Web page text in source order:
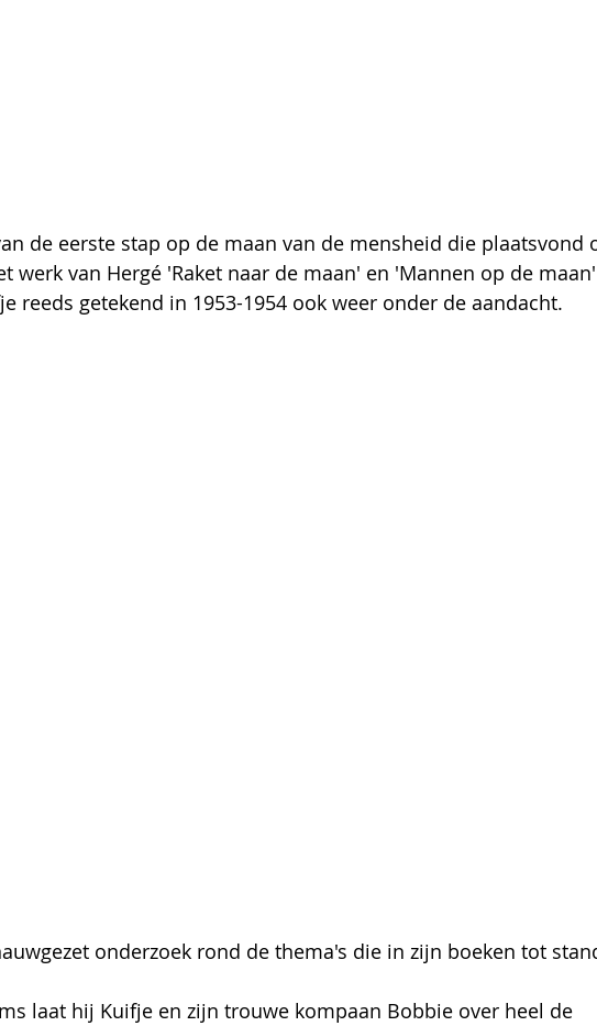
de eerste stap op de maan van de mensheid die plaatsvond
werk van Hergé 'Raket naar de maan' en 'Mannen op de maan'
reeds getekend in 1953-1954 ook weer onder de aandacht.
onderzoek rond de thema's die in zijn boeken tot
laat hij Kuifje en zijn trouwe kompaan Bobbie over heel de